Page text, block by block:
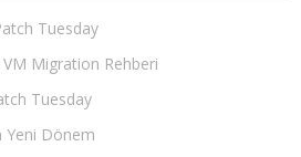
Tuesday
Migration Rehberi
Tuesday
Yeni Dönem